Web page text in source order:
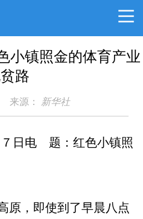
小镇照金的体育产业
路
来源： 新华社
日电 题：红色小镇照
，即使到了早晨八点